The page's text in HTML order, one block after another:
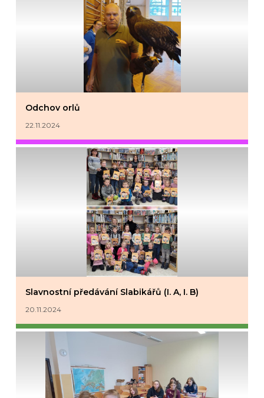
Odchov orlů
22.11.2024
Slavnostní předávání Slabikářů (I. A, I. B)
20.11.2024